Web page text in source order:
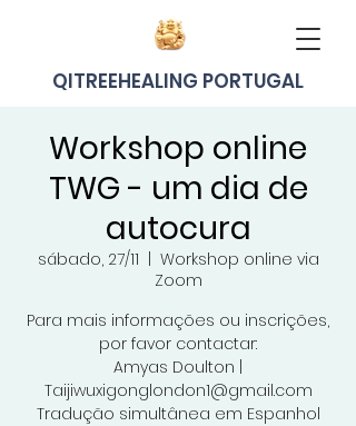
QITREEHEALING PORTUGAL
Workshop online
TWG - um dia de
autocura
sábado, 27/11
Workshop online via
Zoom
Para mais informações ou inscrições,
por favor contactar:
Amyas Doulton |
Taijiwuxigonglondon1@gmail.com
Tradução simultânea em Espanhol